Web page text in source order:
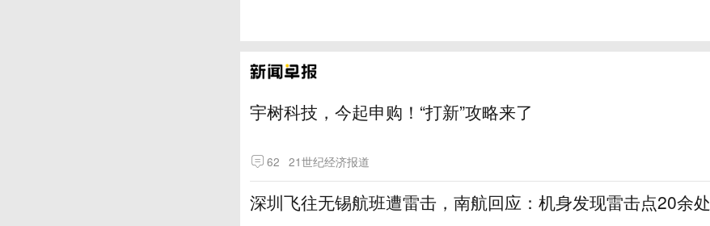
宇树科技，今起申购！“打新”攻略来了
62 21世纪经济报道
深圳飞往无锡航班遭雷击，南航回应：机身发现雷击点20余处